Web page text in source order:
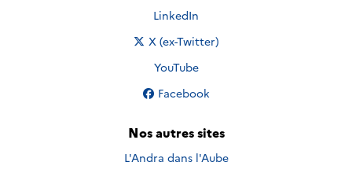
Nous suivre sur
LinkedIn
Nous suivre sur
X (ex-Twitter)
Nous suivre sur
YouTube
Nous suivre sur
Facebook
Nos autres sites
L'Andra dans l'Aube